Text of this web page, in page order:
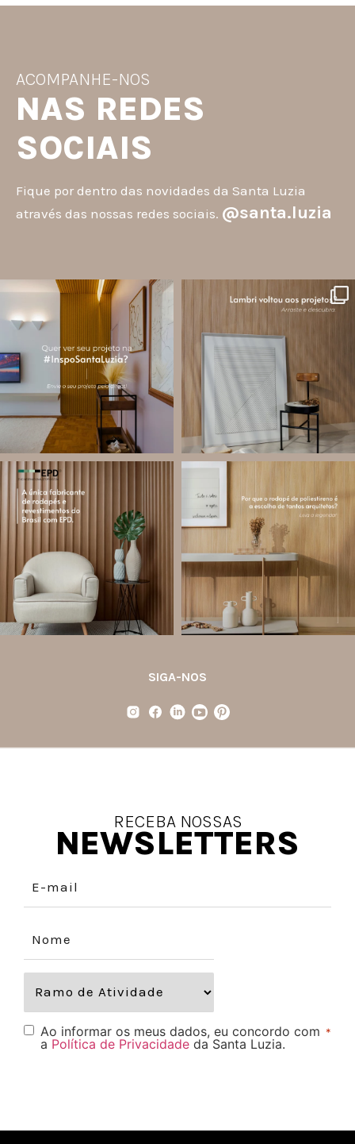
ACOMPANHE-NOS
NAS REDES
SOCIAIS
Fique por dentro das novidades da Santa Luzia
através das nossas redes sociais. @santa.luzia
santa.luzia
A #InspoSantaLuzia é um espaço
criado para divulgar projetos que
utilizam produtos Santa Luzia e
valorizar o trabalho de arquitetos,
designers de...
Jul 28
13 0
O lambri é um revestimento versátil
painéis decorativos e diversas
composições para valorizar o
Jul 27
86 8
Você sabe o que é EPD?
A Declaração Ambiental de Produto
(Environmental Product Declaration) é
um documento internacional que
Jul 21
35 1
Os rodapés de poliestireno
conquistaram espaço na arquitetura
porque unem estética, praticidade e
desempenho em um único produto.
Diferente
SIGA-NOS
RECEBA NOSSAS
NEWSLETTERS
Ao informar os meus dados, eu concordo com
a Política de Privacidade da Santa Luzia.
*